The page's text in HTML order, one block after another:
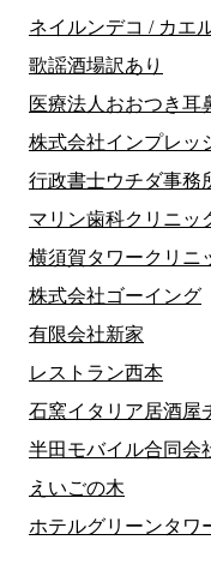
ネイルンデコ / カエ
歌謡酒場訳あり
医療法人おおつき耳
株式会社インプレッ
行政書士ウチダ事務
マリン歯科クリニッ
横須賀タワークリニ
株式会社ゴーイング
有限会社新家
レストラン西本
石窯イタリア居酒
半田モバイル合同会
えいごの木
ホテルグリーンタワ